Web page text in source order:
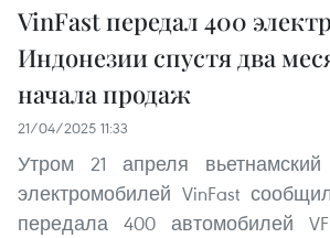
VinFast передал 400
Индонезии спустя два
начала продаж
21/04/2025 11:33
Утром 21 апреля вьетнамский
электромобилей VinFast
передала 400 автомобилей